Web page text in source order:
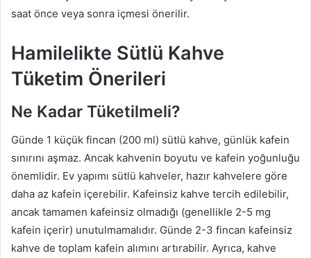
saat önce veya sonra içmesi önerilir.
Hamilelikte Sütlü Kahve
Tüketim Önerileri
Ne Kadar Tüketilmeli?
Günde 1 küçük fincan (200 ml) sütlü kahve, günlük kafein
sınırını aşmaz. Ancak kahvenin boyutu ve kafein yoğunluğu
önemlidir. Ev yapımı sütlü kahveler, hazır kahvelere göre
daha az kafein içerebilir. Kafeinsiz kahve tercih edilebilir,
ancak tamamen kafeinsiz olmadığı (genellikle 2-5 mg
kafein içerir) unutulmamalıdır. Günde 2-3 fincan kafeinsiz
kahve de toplam kafein alımını artırabilir. Ayrıca, kahve